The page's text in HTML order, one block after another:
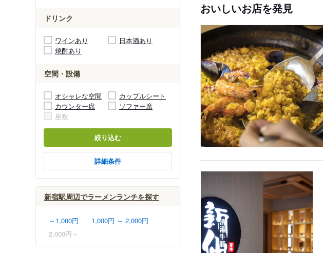
ドリンク
ワインあり
日本酒あり
焼酎あり
空間・設備
オシャレな空間
カップルシート
カウンター席
ソファー席
座敷
絞り込む
詳細条件
新宿駅周辺でラーメンランチを探す
～1,000円
1,000円 ～ 2,000円
2,000円～
おいしいお店を発見